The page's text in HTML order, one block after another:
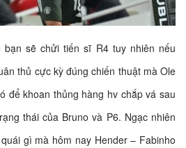
bạn sẽ chửi tiến sĩ R4 tuy nhiên nếu
thủ cực kỳ đúng chiến thuật mà Ole
để khoan thủng hàng hv chắp vá sau
thái của Bruno và P6. Ngạc nhiên
gì mà hôm nay Hender – Fabinho